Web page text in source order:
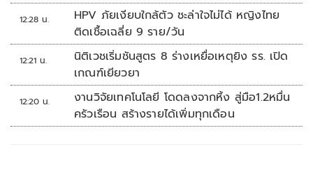
12:28 น.
HPV ภัยเงียบใกล้ตัว ชะล่าใจไม่ได้ หญิงไทย
ติดเชื้อเฉลี่ย 9 ราย/วัน
12:21 น.
นิติเวชเริ่มชันสูตร 8 ร่างเหยื่อเหตุยิง รร. เปิด
เกณฑ์เยียวยา
12:20 น.
งานวิจัยเทคโนโลยี โดดลงจากหิ้ง สู่มือ1.2หมื่น
ครัวเรือน สร้างรายได้เพิ่มทุกเดือน